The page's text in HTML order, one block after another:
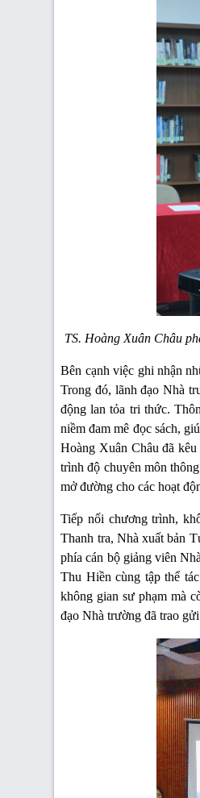
TS. Hoàng Xuân Châu
Bên cạnh việc ghi nhận
Trong đó, lãnh đạo Nhà
động lan tỏa tri thức.
niềm đam mê đọc sách,
Hoàng Xuân Châu đã
trình độ chuyên môn
mở đường cho các hoạt
Tiếp nối chương trình,
Thanh tra, Nhà xuất bản
phía cán bộ giảng viên
Thu Hiền cùng tập thể
không gian sư phạm mà
đạo Nhà trường đã trao